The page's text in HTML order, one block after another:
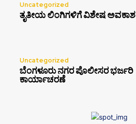
Uncategorized
ತೃತೀಯ ಲಿಂಗಿಗಳಿಗೆ ವಿಶೇಷ ಅವಕಾಶ
Uncategorized
ಬೆಂಗಳೂರು ನಗರ ಪೊಲೀಸರ ಭರ್ಜರಿ
ಕಾರ್ಯಾಚರಣೆ